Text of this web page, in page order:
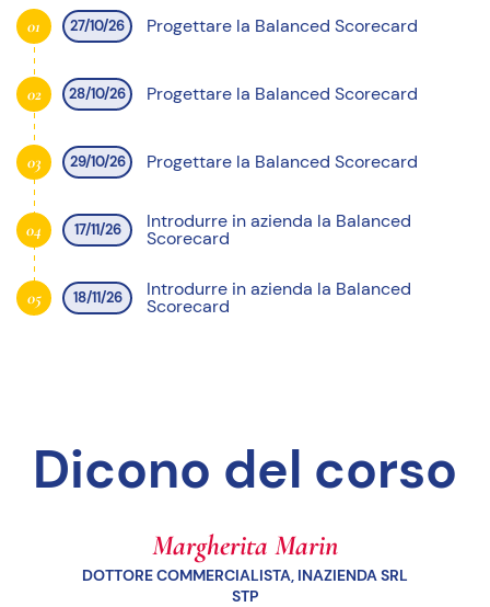
01 27/10/26 Progettare la Balanced Scorecard
02 28/10/26 Progettare la Balanced Scorecard
03 29/10/26 Progettare la Balanced Scorecard
04 17/11/26 Introdurre in azienda la Balanced
Scorecard
05 18/11/26 Introdurre in azienda la Balanced
Scorecard
Dicono del corso
Margherita Marin
DOTTORE COMMERCIALISTA, INAZIENDA SRL
STP